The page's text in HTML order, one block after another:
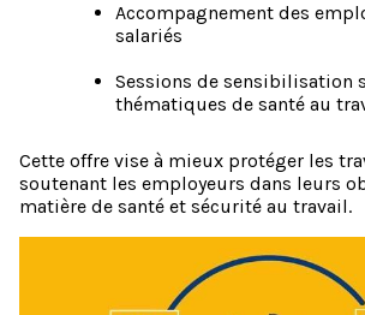
Accompagnement des
salariés
Sessions de sensibilisation
thématiques de santé au
Cette offre vise à mieux protéger les
soutenant les employeurs dans leurs
matière de santé et sécurité au travail.